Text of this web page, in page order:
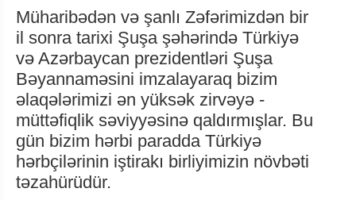
Müharibədən və şanlı Zəfərimizdən bir
il sonra tarixi Şuşa şəhərində Türkiyə
və Azərbaycan prezidentləri Şuşa
Bəyannaməsini imzalayaraq bizim
əlaqələrimizi ən yüksək zirvəyə -
müttəfiqlik səviyyəsinə qaldırmışlar. Bu
gün bizim hərbi paradda Türkiyə
hərbçilərinin iştirakı birliyimizin növbəti
təzahürüdür.